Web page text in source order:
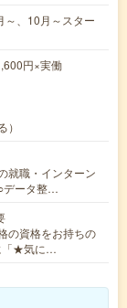
、10月～スター
円×実働
就職・インターン
データ整…
の資格をお持ちの
「★気に…